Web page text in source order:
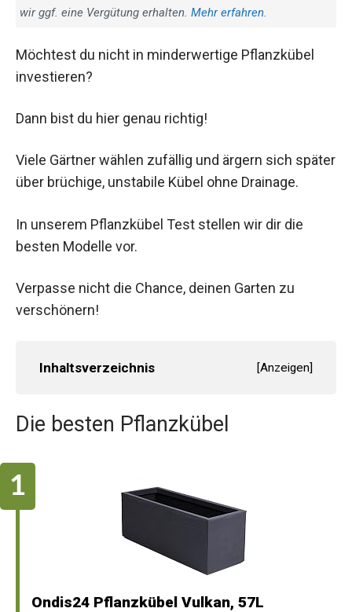
wir ggf. eine Vergütung erhalten. Mehr erfahren.
Möchtest du nicht in minderwertige Pflanzkübel
investieren?
Dann bist du hier genau richtig!
Viele Gärtner wählen zufällig und ärgern sich später
über brüchige, unstabile Kübel ohne Drainage.
In unserem Pflanzkübel Test stellen wir dir die
besten Modelle vor.
Verpasse nicht die Chance, deinen Garten zu
verschönern!
Inhaltsverzeichnis [Anzeigen]
Die besten Pflanzkübel
Ondis24 Pflanzkübel Vulkan, 57L